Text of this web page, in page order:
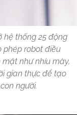
hệ thống 25 động
phép robot điều
như nhíu mày,
gian thực để tạo
người.